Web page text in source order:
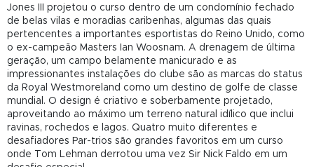
Jones III projetou o curso dentro de um condomínio fechado
de belas vilas e moradias caribenhas, algumas das quais
pertencentes a importantes esportistas do Reino Unido, como
o ex-campeão Masters Ian Woosnam. A drenagem de última
geração, um campo belamente manicurado e as
impressionantes instalações do clube são as marcas do status
da Royal Westmoreland como um destino de golfe de classe
mundial. O design é criativo e soberbamente projetado,
aproveitando ao máximo um terreno natural idílico que inclui
ravinas, rochedos e lagos. Quatro muito diferentes e
desafiadores Par-trios são grandes favoritos em um curso
onde Tom Lehman derrotou uma vez Sir Nick Faldo em um